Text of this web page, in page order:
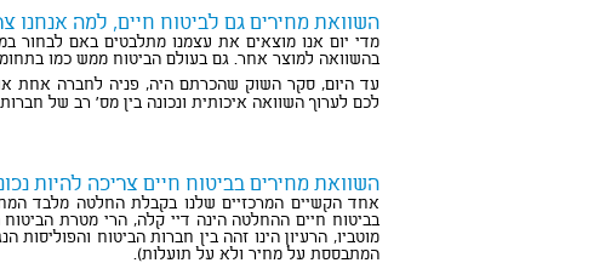
השוואת מחירים גם לביטוח חיים, למה אנחנו
מדי יום אנו מוצאים את עצמנו מתלבטים באם לבחור
בהשוואה למוצר אחר. גם בעולם הביטוח ממש כמו
עד היום, סקר השוק שהכרתם היה, פניה לחברה אחת או
לכם לערוך השוואה איכותית ונכונה בין מס' רב של
השוואת מחירים בביטוח חיים צריכה להיות
אחד הקשיים המרכזיים שלנו בקבלת החלטה מלבד
בביטוח חיים ההחלטה הינה דיי קלה, הרי מטרת
מוטביו, הרעיון הינו זהה בין חברות הביטוח
המתבססת על מחיר ולא על תועלות).